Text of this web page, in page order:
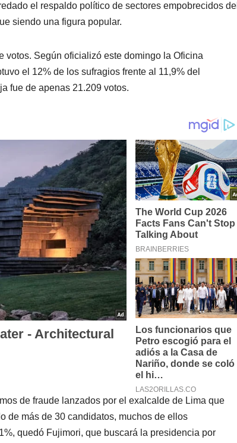
el respaldo político de sectores empobrecidos del
siendo una figura popular.
votos. Según oficializó este domingo la Oficina
el 12% de los sufragios frente al 11,9% del
fue de apenas 21.209 votos.
de fraude lanzados por el exalcalde de Lima que
de más de 30 candidatos, muchos de ellos
quedó Fujimori, que buscará la presidencia por